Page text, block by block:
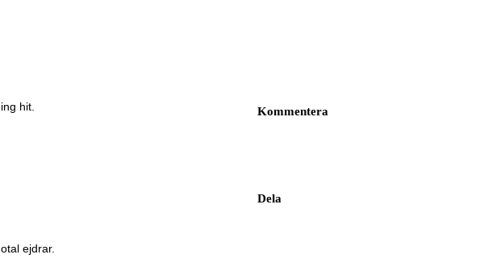
hit.
ejdrar.
Kommentera
Dela